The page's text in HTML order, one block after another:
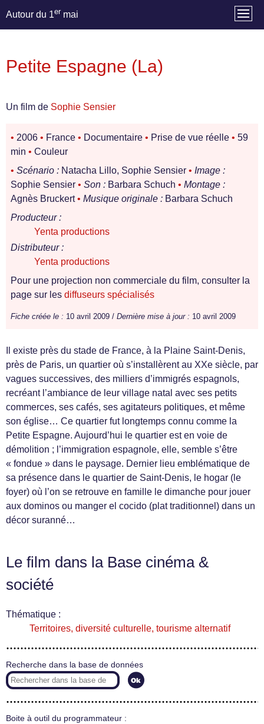
Autour du 1er mai
Petite Espagne (La)
Un film de Sophie Sensier
• 2006 • France • Documentaire • Prise de vue réelle • 59
min • Couleur
• Scénario : Natacha Lillo, Sophie Sensier • Image :
Sophie Sensier • Son : Barbara Schuch • Montage :
Agnès Bruckert• Musique originale : Barbara Schuch
Producteur :
Yenta productions
Distributeur :
Yenta productions
Pour une projection non commerciale du film, consulter la
page sur les diffuseurs spécialisés
Fiche créée le : 10 avril 2009 / Dernière mise à jour : 10 avril 2009
Il existe près du stade de France, à la Plaine Saint-Denis,
près de Paris, un quartier où s’installèrent au XXe siècle, par
vagues successives, des milliers d’immigrés espagnols,
recréant l’ambiance de leur village natal avec ses petits
commerces, ses cafés, ses agitateurs politiques, et même
son église… Ce quartier fut longtemps connu comme la
Petite Espagne. Aujourd’hui le quartier est en voie de
démolition ; l’immigration espagnole, elle, semble s’être
« fondue » dans le paysage. Dernier lieu emblématique de
sa présence dans le quartier de Saint-Denis, le hogar (le
foyer) où l’on se retrouve en famille le dimanche pour jouer
aux dominos ou manger el cocido (plat traditionnel) dans un
décor suranné…
Le film dans la Base cinéma &
société
Thématique :
Territoires, diversité culturelle, tourisme alternatif
Recherche dans la base de données
Boite à outil du programmateur :